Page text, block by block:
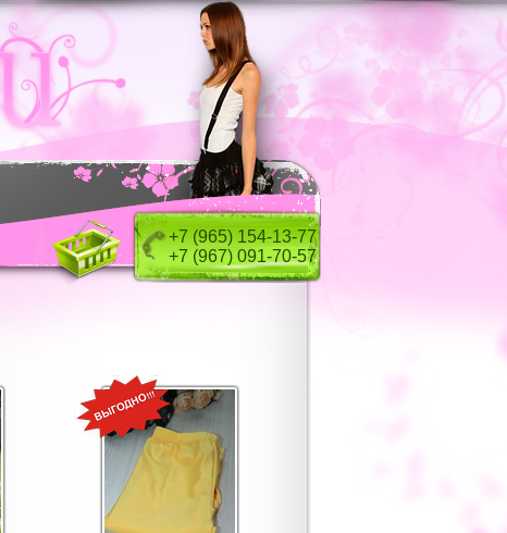
+7 (965) 154-13-77
+7 (967) 091-70-57